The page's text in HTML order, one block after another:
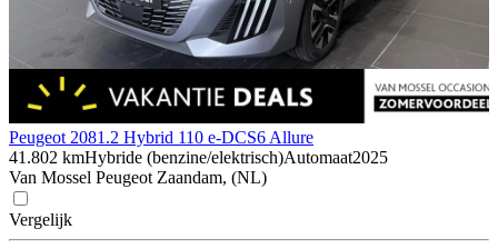
Peugeot 2081.2 Hybrid 110 e-DCS6 Allure
41.802 kmHybride (benzine/elektrisch)Automaat2025
Van Mossel Peugeot Zaandam, (NL)
Vergelijk